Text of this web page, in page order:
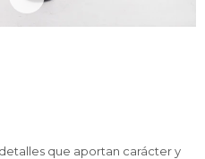
que aportan carácter y